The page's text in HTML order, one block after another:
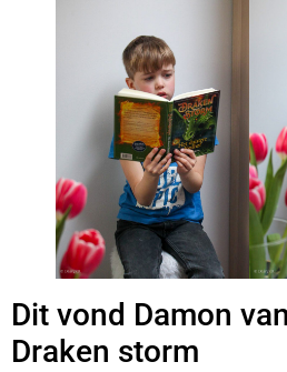
Dit vond Damon
Draken storm